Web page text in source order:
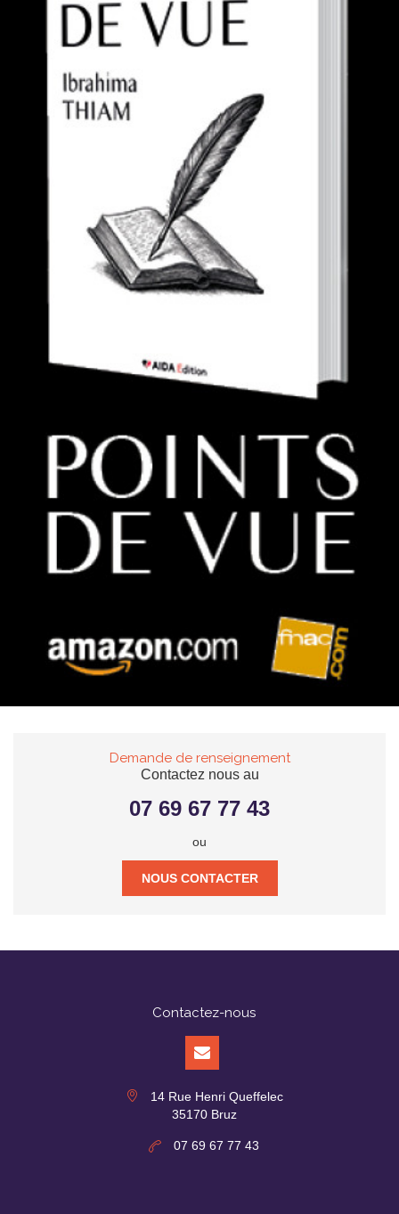
Demande de renseignement
Contactez nous au
07 69 67 77 43
ou
NOUS CONTACTER
Contactez-nous
14 Rue Henri Queffelec
35170 Bruz
07 69 67 77 43